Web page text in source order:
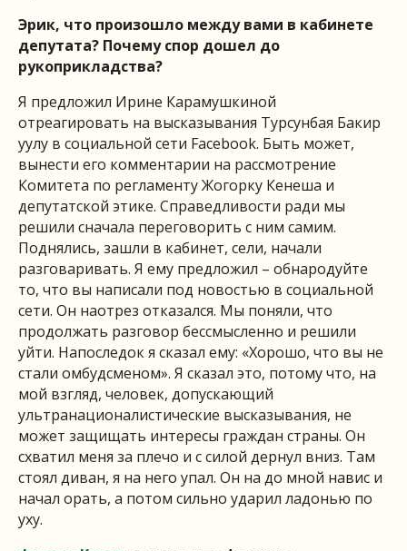
Эрик, что произошло между вами в кабинете
депутата? Почему спор дошел до
рукоприкладства?
Я предложил Ирине Карамушкиной
отреагировать на высказывания Турсунбая Бакир
уулу в социальной сети Facebook. Быть может,
вынести его комментарии на рассмотрение
Комитета по регламенту Жогорку Кенеша и
депутатской этике. Справедливости ради мы
решили сначала переговорить с ним самим.
Поднялись, зашли в кабинет, сели, начали
разговаривать. Я ему предложил – обнародуйте
то, что вы написали под новостью в социальной
сети. Он наотрез отказался. Мы поняли, что
продолжать разговор бессмысленно и решили
уйти. Напоследок я сказал ему: «Хорошо, что вы не
стали омбудсменом». Я сказал это, потому что, на
мой взгляд, человек, допускающий
ультранационалистические высказывания, не
может защищать интересы граждан страны. Он
схватил меня за плечо и с силой дернул вниз. Там
стоял диван, я на него упал. Он на до мной навис и
начал орать, а потом сильно ударил ладонью по
уху.